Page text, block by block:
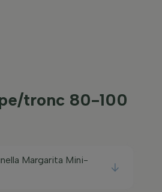
tronc 80-100
Margarita Mini-